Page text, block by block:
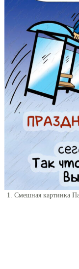
1. Смешная картинка